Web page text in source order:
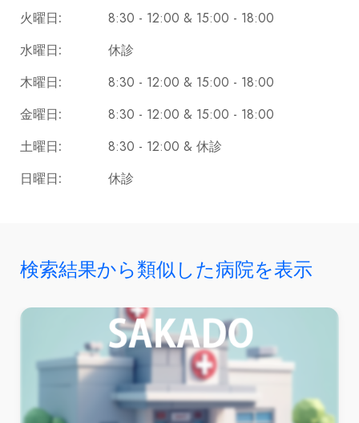
火曜日: 8:30 - 12:00 & 15:00 - 18:00
水曜日: 休診
木曜日: 8:30 - 12:00 & 15:00 - 18:00
金曜日: 8:30 - 12:00 & 15:00 - 18:00
土曜日: 8:30 - 12:00 & 休診
日曜日: 休診
検索結果から類似した病院を表示